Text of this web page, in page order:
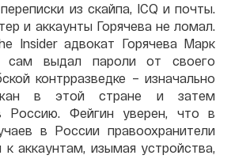
из скайпа, ICQ и почты.
и аккаунты Горячева не ломал.
Insider адвокат Горячева Марк
сам выдал пароли от своего
контрразведке – изначально
в этой стране и затем
Россию. Фейгин уверен, что в
в России правоохранители
аккаунтам, изымая устройства,